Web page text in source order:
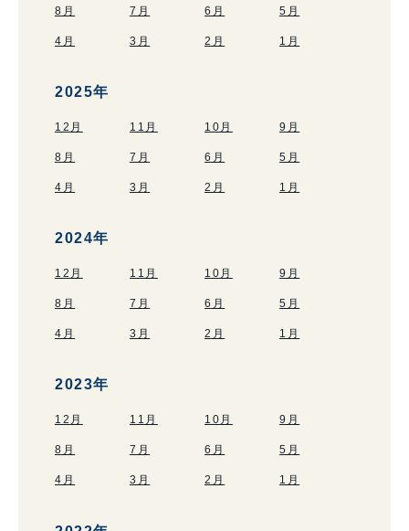
8月 7月 6月 5月
4月 3月 2月 1月
2025年
12月 11月 10月 9月
8月 7月 6月 5月
4月 3月 2月 1月
2024年
12月 11月 10月 9月
8月 7月 6月 5月
4月 3月 2月 1月
2023年
12月 11月 10月 9月
8月 7月 6月 5月
4月 3月 2月 1月